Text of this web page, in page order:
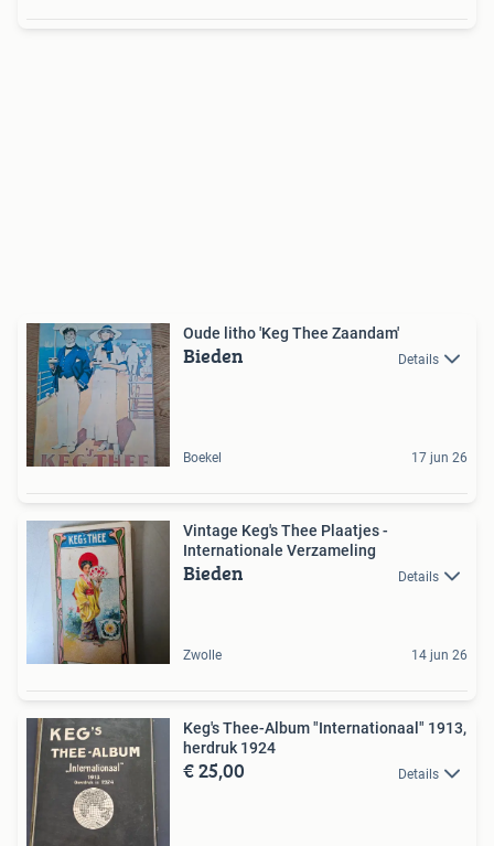
Oude litho 'Keg Thee Zaandam'
Bieden Details
Boekel 17 jun 26
Vintage Keg's Thee Plaatjes -
Internationale Verzameling
Bieden Details
Zwolle 14 jun 26
Keg's Thee-Album "Internationaal" 1913,
herdruk 1924
€ 25,00 Details